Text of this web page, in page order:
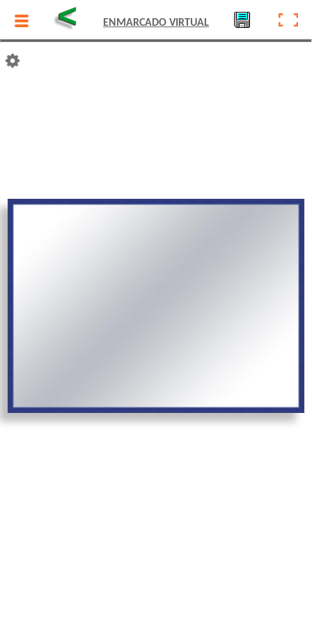
< ENMARCADO VIRTUAL